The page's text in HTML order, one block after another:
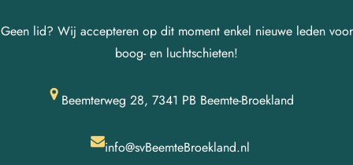
naar
Geen lid? Wij accepteren op dit moment enkel nieuwe leden voor
boog- en luchtschieten!
Beemterweg 28, 7341 PB Beemte-Broekland
info@svBeemteBroekland.nl